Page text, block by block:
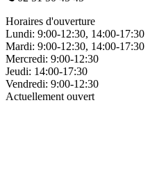
Horaires d'ouverture
Lundi: 9:00-12:30, 14:00-17:30
Mardi: 9:00-12:30, 14:00-17:30
Mercredi: 9:00-12:30
Jeudi: 14:00-17:30
Vendredi: 9:00-12:30
Actuellement ouvert